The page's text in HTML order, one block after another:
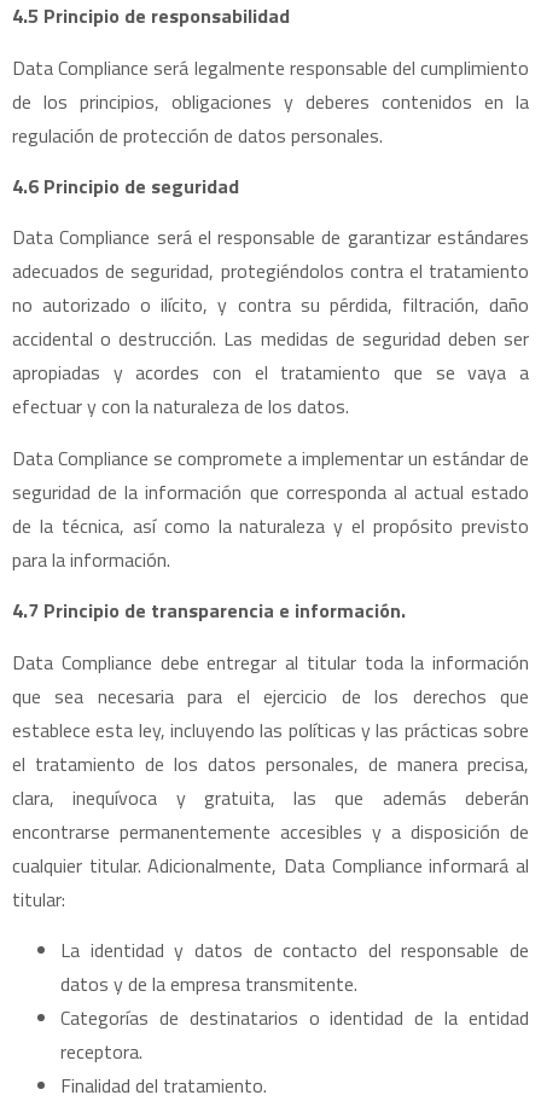
4.5 Principio de responsabilidad
Data Compliance será legalmente responsable del cumplimiento
de los principios, obligaciones y deberes contenidos en la
regulación de protección de datos personales.
4.6 Principio de seguridad
Data Compliance será el responsable de garantizar estándares
adecuados de seguridad, protegiéndolos contra el tratamiento
no autorizado o ilícito, y contra su pérdida, filtración, daño
accidental o destrucción. Las medidas de seguridad deben ser
apropiadas y acordes con el tratamiento que se vaya a
efectuar y con la naturaleza de los datos.
Data Compliance se compromete a implementar un estándar de
seguridad de la información que corresponda al actual estado
de la técnica, así como la naturaleza y el propósito previsto
para la información.
4.7 Principio de transparencia e información.
Data Compliance debe entregar al titular toda la información
que sea necesaria para el ejercicio de los derechos que
establece esta ley, incluyendo las políticas y las prácticas sobre
el tratamiento de los datos personales, de manera precisa,
clara, inequívoca y gratuita, las que además deberán
encontrarse permanentemente accesibles y a disposición de
cualquier titular. Adicionalmente, Data Compliance informará al
titular:
La identidad y datos de contacto del responsable de
datos y de la empresa transmitente.
Categorías de destinatarios o identidad de la entidad
receptora.
Finalidad del tratamiento.